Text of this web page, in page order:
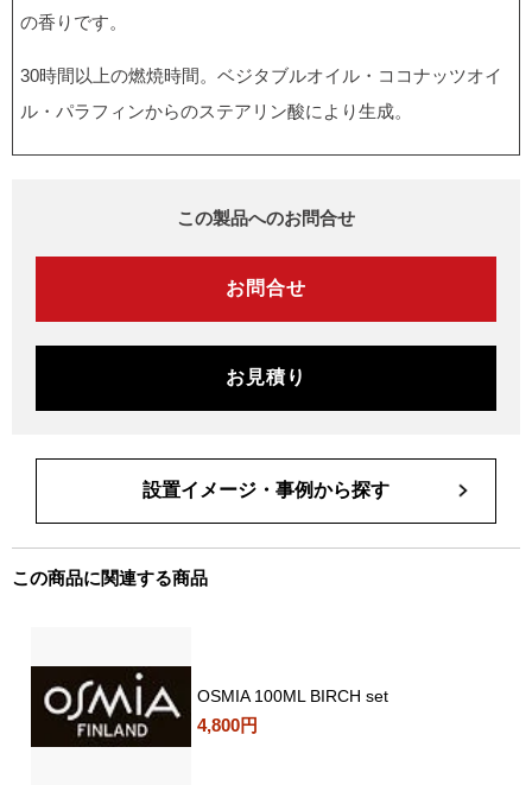
の香りです。
30時間以上の燃焼時間。ベジタブルオイル・ココナッツオイ
ル・パラフィンからのステアリン酸により生成。
この製品へのお問合せ
お問合せ
お見積り
設置イメージ・事例から探す
この商品に関連する商品
OSMIA 100ML BIRCH set
4,800円